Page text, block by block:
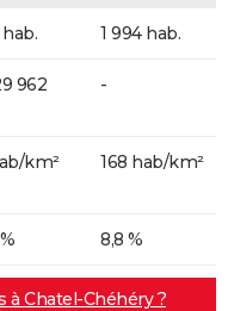
hab. 1 994 hab.
962 -
km² 168 hab/km²
8,8 %
Chatel-Chéhéry ?